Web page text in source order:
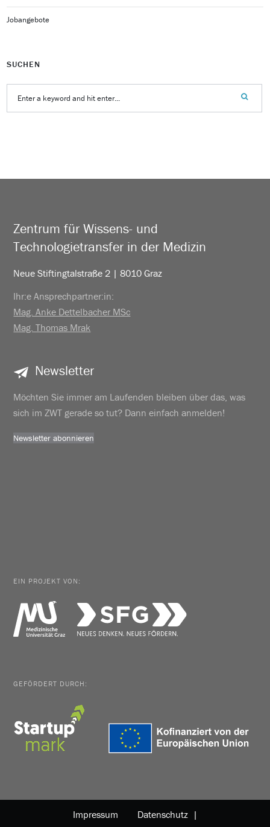
Jobangebote
SUCHEN
Zentrum für Wissens- und
Technologietransfer in der Medizin
Neue Stiftingtalstraße 2 | 8010 Graz
Ihr:e Ansprechpartner:in:
Mag. Anke Dettelbacher MSc
Mag. Thomas Mrak
Newsletter
Möchten Sie immer am Laufenden bleiben über das, was
sich im ZWT gerade so tut? Dann einfach anmelden!
Newsletter abonnieren
EIN PROJEKT VON:
GEFÖRDERT DURCH:
Impressum Datenschutz |